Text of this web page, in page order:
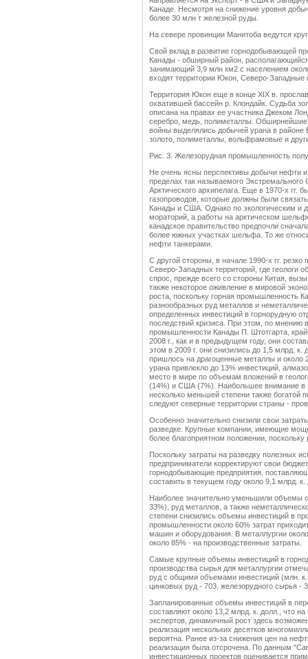
Канаде. Несмотря на снижение уровня
более 30 млн т железной руды.
На севере провинции Манитоба ведутся
Свой вклад в развитие горнодобывающей
Канады - обширный район,
занимающий 3,9 млн км2 с населением
входят территории Юкон, Северо-Западные
Территория Юкон еще в конце XIX в.
охватившей бассейн р. Клондайк. Судьба
описана на правах ее участника Джеком
серебро, медь, полиметаллы.
войны выделялись добычей урана в районе
золото, полиметаллы, вольфрамовые и
Рис. 3. Железорудная промышленность
Не очень ясны перспективы добычи нефти и
пределах так называемого
Арктического архипелага. Еще в 1970-х гг.
газопроводов, которые должны были
Канады и США. Однако по экологическим и
мораторий, а работы на арктическом
канадское правительство предпочли
более южных участках шельфа. То же
нефти танкерами.
С другой стороны, в начале 1990-х гг.
Северо-Западных территорий, где геологи
спрос, прежде всего со стороны Китая,
также некоторое оживление в мировой
роста, поскольку горная промышленность
разнообразных руд металлов и
определенных инвестиций в горнорудную
последствий кризиса. При этом, по мнению
промышленности Канады П. Штотгарта,
2008 г., как и в предыдущем году, они
этом в 2009 г. они снизились до 1,5 млрд. к.
пришлось на драгоценные металлы и
урана привлекло до 13% инвестиций,
место в мире по объемам вложений в
(14%) и США (7%). Наибольшее внимание в
несколько меньшей степени также
следуют северные территории страны -
Особенно значительно снизили свои
разведке. Крупные компании, имеющие
более благоприятном положении,
Поскольку затраты на разведку полезных
предприниматели корректируют свои
горнодобывающие предприятия,
составить в текущем году около 9,1 млрд.
Наиболее значительно уменьшили объемы
33%), руд металлов, а также
степени снизились объемы инвестиций в
промышленности около 60% затрат
машин и оборудования. В металлургии
около 85% - на производственные затраты.
Самые крупные объемы инвестиций в
производства сырья для металлургии
руд с общими объемами инвестиций (млн.
цинковых руд - 703, железорудного сырья -
Запланированные объемы инвестиций в
составляют около 13,2 млрд. к. долл., что
экспертов, динамичный рост здесь
реализация нескольких десятков
вероятна. Ранее из-за снижения цен на
реализация была отсрочена. По данным
инвестиционных проектов оценивается